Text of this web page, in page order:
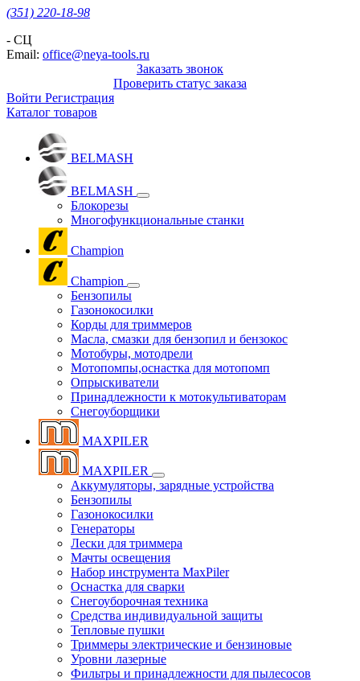
(351) 220-18-98
- СЦ
Email: office@neya-tools.ru
Заказать звонок
Проверить статус заказа
Войти Регистрация
Каталог товаров
BELMASH
BELMASH
Блокорезы
Многофункциональные станки
Champion
Champion
Бензопилы
Газонокосилки
Корды для триммеров
Масла, смазки для бензопил и бензокос
Мотобуры, мотодрели
Мотопомпы,оснастка для мотопомп
Опрыскиватели
Принадлежности к мотокультиваторам
Снегоуборщики
MAXPILER
MAXPILER
Аккумуляторы, зарядные устройства
Бензопилы
Газонокосилки
Генераторы
Лески для триммера
Мачты освещения
Набор инструмента MaxPiler
Оснастка для сварки
Снегоуборочная техника
Средства индивидуальной защиты
Тепловые пушки
Триммеры электрические и бензиновые
Уровни лазерные
Фильтры и принадлежности для пылесосов